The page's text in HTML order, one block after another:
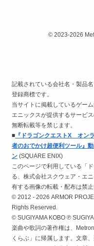
© 2023-2026
記載されている会社名・製品
登録商標です。
当サイトに掲載しているゲー
エニックスが提供するサービ
無断転載等を禁じます。
■ 『ドラゴンクエストX オン
者のおでかけ超便利ツール』
ン (SQUARE ENIX)
このページで利用している「
る、株式会社スクウェア・エ
有する画像の転載・配布は禁止
© 2012 - 2026 ARMOR
Rights Reserved.
© SUGIYAMA KOBO ℗
楽曲や歌詞の著作権は、
くらぶ」に帰属します。文章